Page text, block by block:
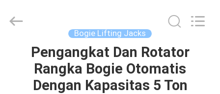
RUMAH
PRODUK
Share
Bogie Lifting Jacks
Pengangkat Dan Rotator
Rangka Bogie Otomatis
Dengan Kapasitas 5 Ton